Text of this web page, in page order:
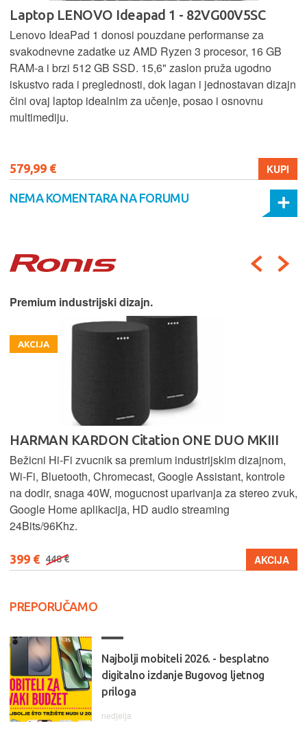
Laptop LENOVO Ideapad 1 - 82VG00V5SC
Lenovo IdeaPad 1 donosi pouzdane performanse za
svakodnevne zadatke uz AMD Ryzen 3 procesor, 16 GB
RAM-a i brzi 512 GB SSD. 15,6" zaslon pruža ugodno
iskustvo rada i preglednosti, dok lagan i jednostavan dizajn
čini ovaj laptop idealnim za učenje, posao i osnovnu
multimediju.
579,99 € KUPI
NEMA KOMENTARA NA FORUMU
Premium industrijski dizajn.
AKCIJA
HARMAN KARDON Citation ONE DUO MKIII
Bežicni Hi-Fi zvucnik sa premium industrijskim dizajnom,
Wi-Fi, Bluetooth, Chromecast, Google Assistant, kontrole
na dodir, snaga 40W, mogucnost uparivanja za stereo zvuk,
Google Home aplikacija, HD audio streaming
24Bits/96Khz.
399 € 448 € AKCIJA
PREPORUČAMO
Najbolji mobiteli 2026. - besplatno
digitalno izdanje Bugovog ljetnog
priloga
nedjelja